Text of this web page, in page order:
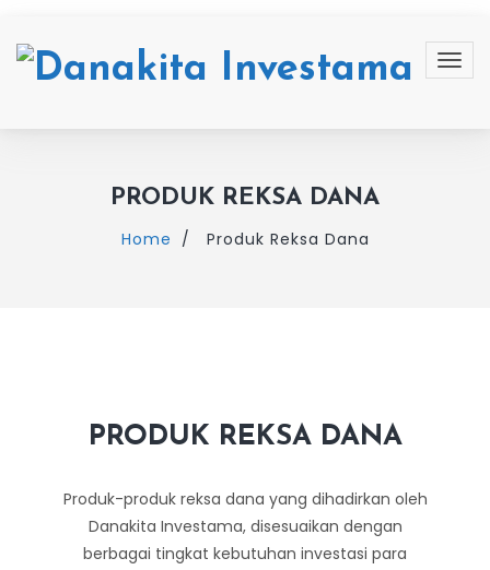
PRODUK REKSA DANA
Home Produk Reksa Dana
PRODUK REKSA DANA
Produk-produk reksa dana yang dihadirkan oleh
Danakita Investama, disesuaikan dengan
berbagai tingkat kebutuhan investasi para